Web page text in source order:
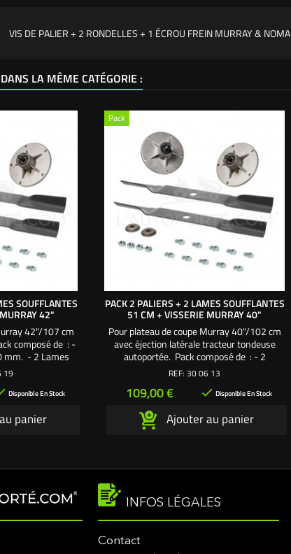
VIS DE PALIER + 2 RONDELLES + 1 ÉCROU FREIN MURRAY & NOMA
LA MÊME CATÉGORIE :
SOUFFLANTES
42"
42"/107 cm
composé de : -
mm. - 2 Lames
de lame. -
exclusive
19
Disponible En Stock
panier
Pack
PACK 2 PALIERS + 2 LAMES SOUFFLANTES
51 CM + VISSERIE MURRAY 40"
Pour plateau de coupe Murray 40"/102 cm
avec éjection latérale tracteur tondeuse
autoportée. Pack composé de : - 2
Paliers avec axes 180 mm. - 2 Lames
4 Écrous axe palier. - 10 Vis fixation palier
L'autoporté.com ®
REF: 30 06 13
Prix
109,00 €  Disponible En Stock
Ajouter au panier
INFOS LÉGALES
Contact